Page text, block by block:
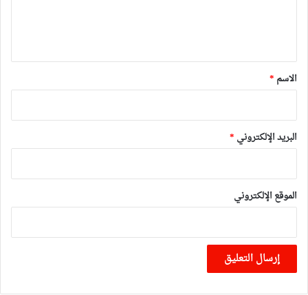
*
الاسم *
البريد الإلكتروني *
الموقع الإلكتروني